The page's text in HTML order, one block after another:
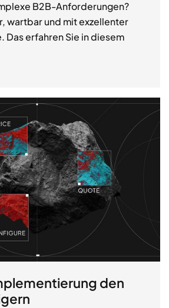
B2B-Anforderungen?
wartbar und mit exzellenter
Das erfahren Sie in diesem
den